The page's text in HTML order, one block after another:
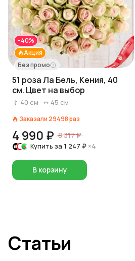
Акция
-40%
Без промо
51 роза Ла Бель, Кения, 40
см. Цвет на выбор
40 см 45 см
Заказали 29498раз
4 990 ₽ 8 317 ₽
Купить за 1 247 ₽ ×4
В корзину
Статьи